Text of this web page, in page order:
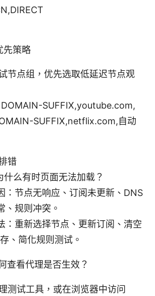
先策略
节点组，优先选取低延迟节点观
SUFFIX,youtube.com,
SUFFIX,netflix.com,自动
错
什么有时页面无法加载？
：节点无响应、订阅未更新、DNS
、规则冲突。
：重新选择节点、更新订阅、清空
、简化规则测试。
查看代理是否生效？
测试工具，或在浏览器中访问